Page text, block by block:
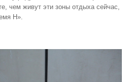
чем живут эти зоны отдыха сейчас,
Н».